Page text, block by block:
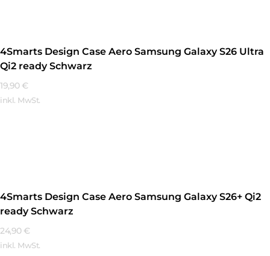
4Smarts Design Case Aero Samsung Galaxy S26 Ultra
Qi2 ready Schwarz
19,90 €
inkl. MwSt.
4Smarts Design Case Aero Samsung Galaxy S26+ Qi2
ready Schwarz
24,90 €
inkl. MwSt.